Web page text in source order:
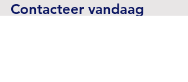
Contacteer vandaag